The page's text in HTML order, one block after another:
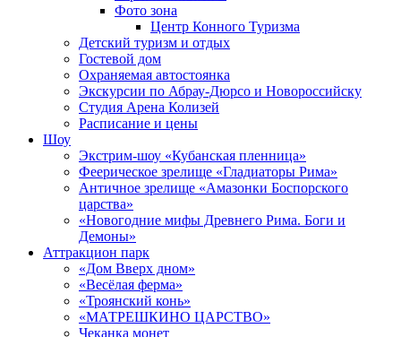
Фото зона
Центр Конного Туризма
Детский туризм и отдых
Гостевой дом
Охраняемая автостоянка
Экскурсии по Абрау-Дюрсо и Новороссийску
Студия Арена Колизей
Расписание и цены
Шоу
Экстрим-шоу «Кубанская пленница»
Феерическое зрелище «Гладиаторы Рима»
Античное зрелище «Амазонки Боспорского
царства»
«Новогодние мифы Древнего Рима. Боги и
Демоны»
Аттракцион парк
«Дом Вверх дном»
«Весёлая ферма»
«Троянский конь»
«МАТРЕШКИНО ЦАРСТВО»
Чеканка монет